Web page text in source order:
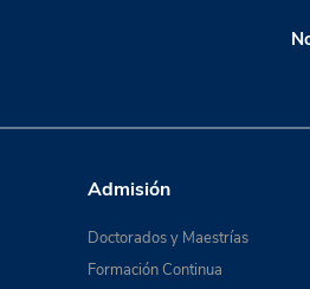
Admisión
Doctorados y Maestrías
Formación Continua